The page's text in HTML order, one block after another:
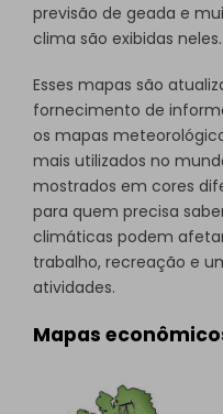
previsão de geada e
clima são exibidas neles.
Esses mapas são
fornecimento de
os mapas
mais utilizados no
mostrados em cores
para quem precisa
climáticas podem
trabalho, recreação e
atividades.
Mapas